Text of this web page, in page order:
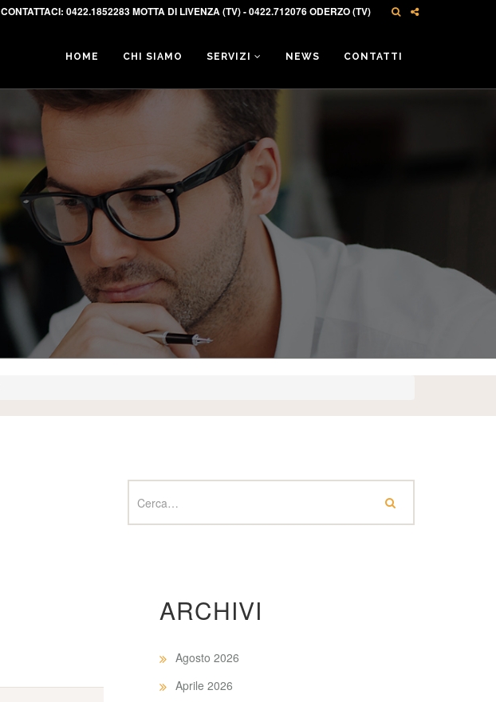
CONTATTACI: 0422.1852283 MOTTA DI LIVENZA (TV) - 0422.712076 ODERZO (TV)
HOME CHI SIAMO SERVIZI NEWS CONTATTI
ARCHIVI
Agosto 2026
Aprile 2026